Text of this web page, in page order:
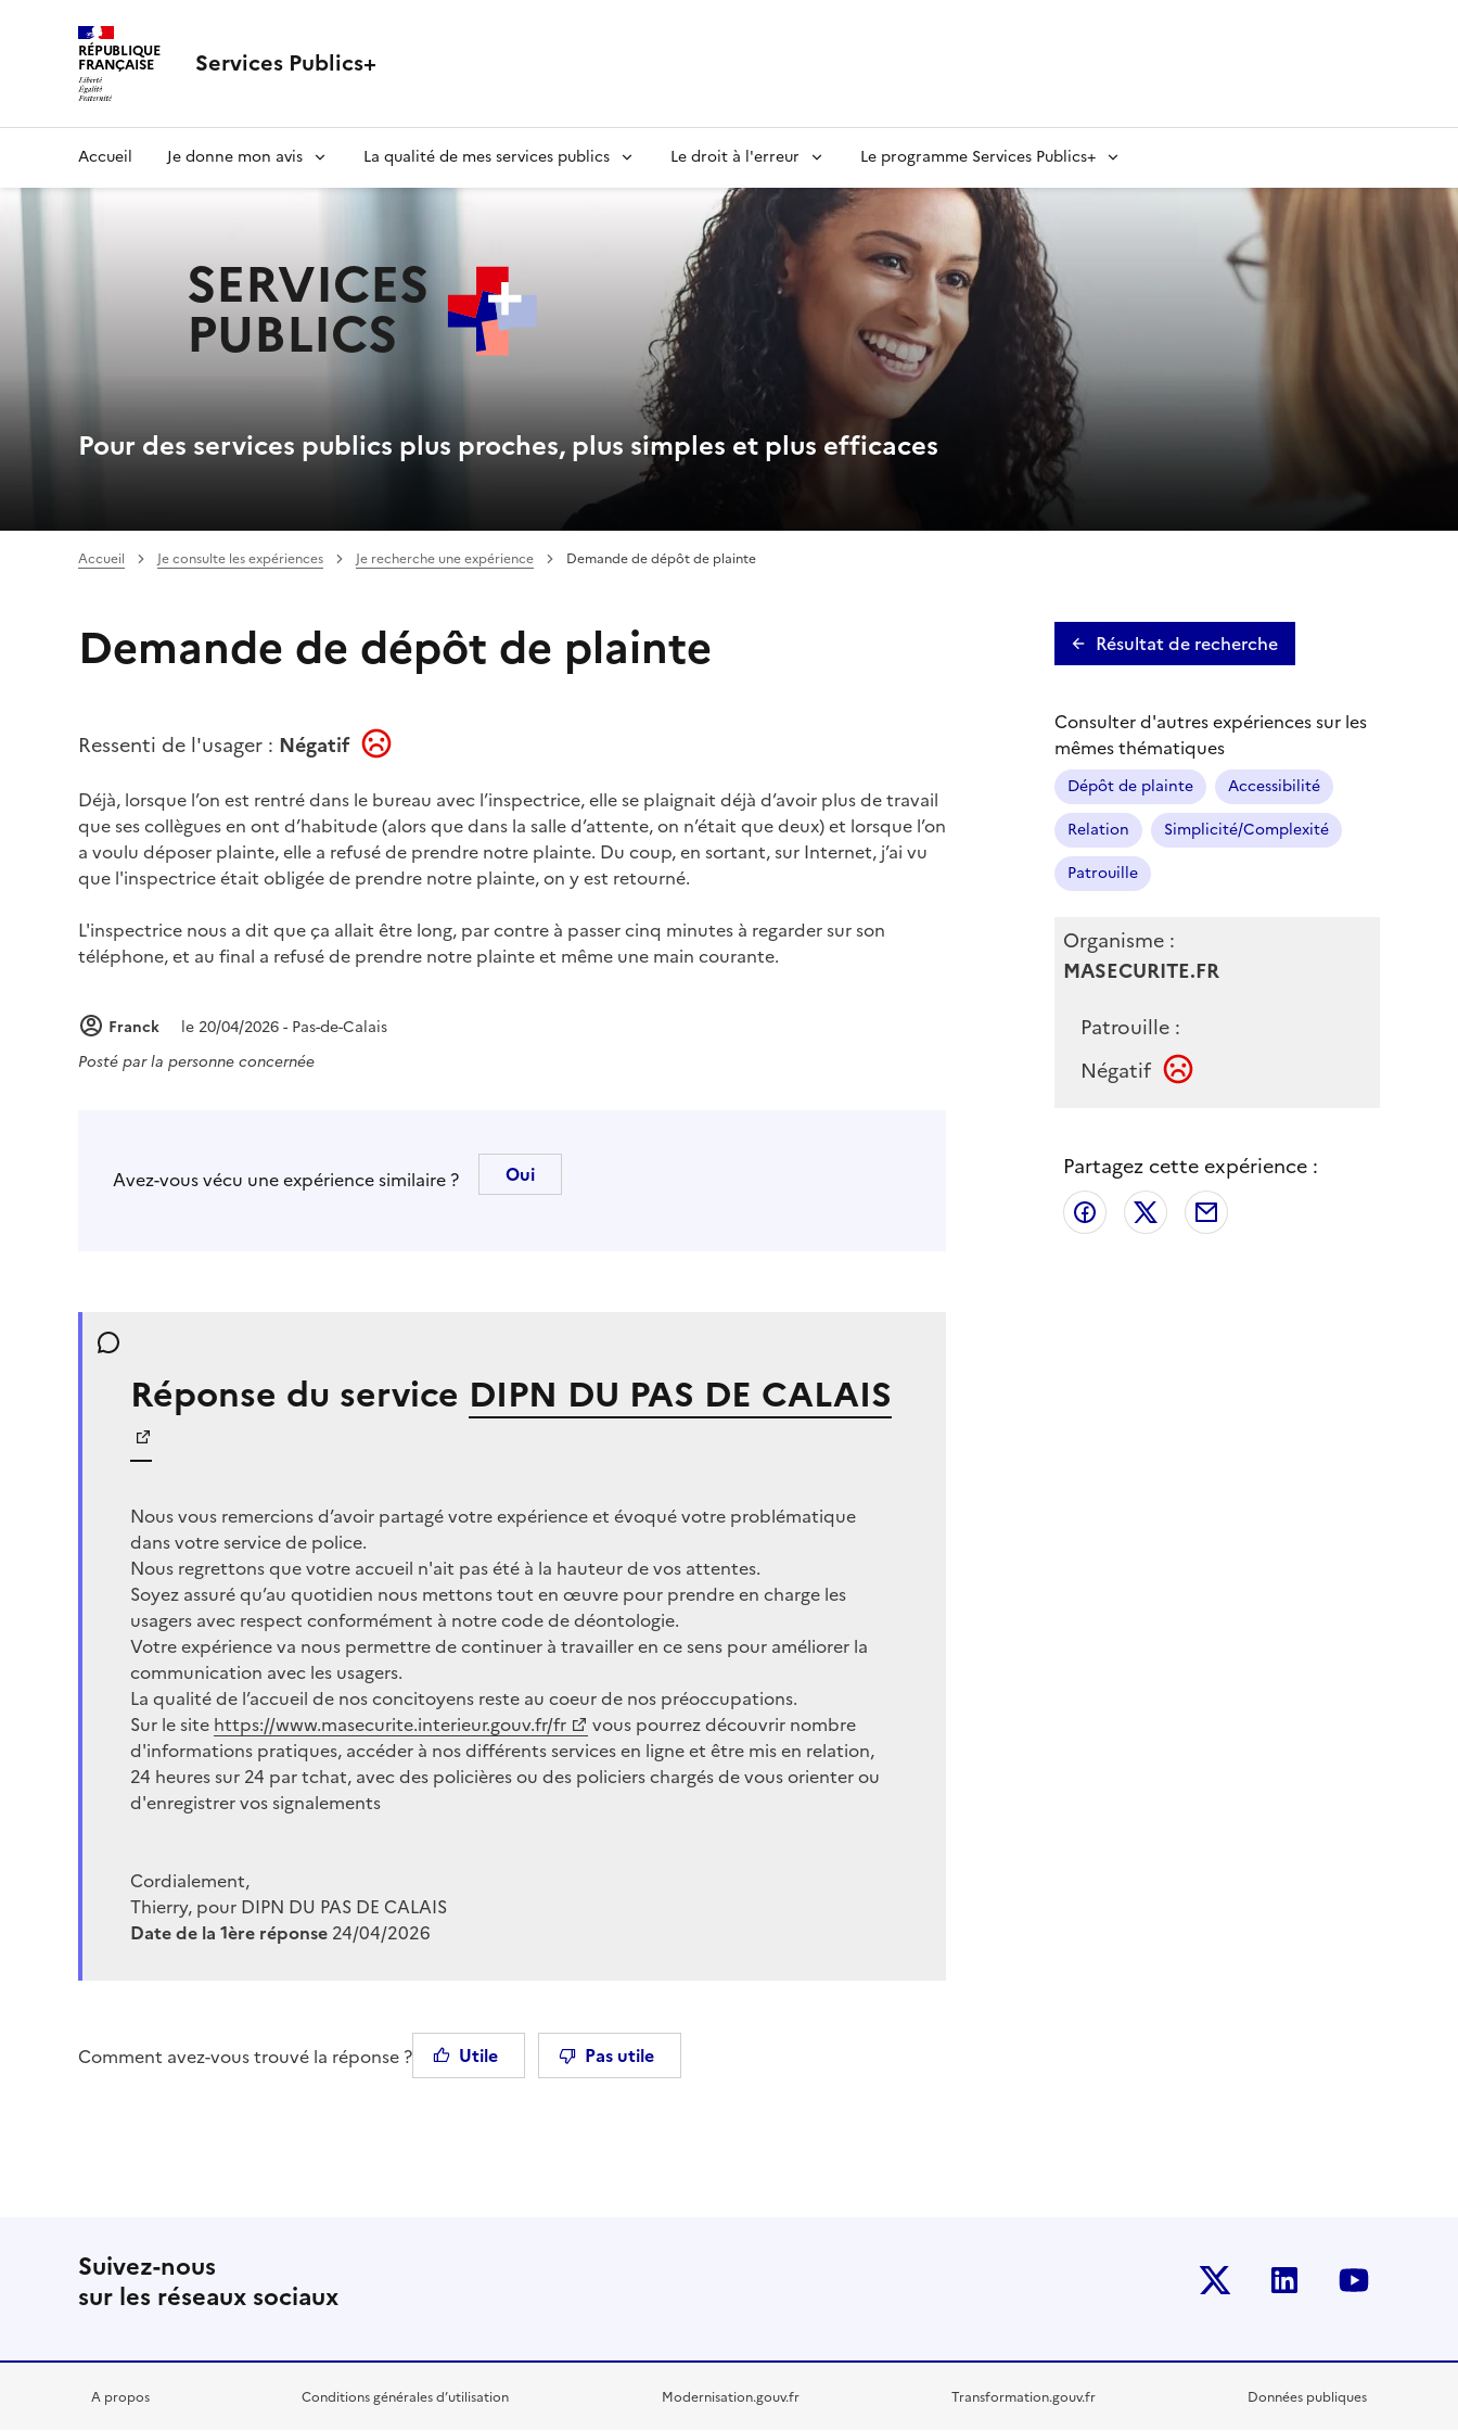
RÉPUBLIQUE
FRANÇAISE Services Publics+
principaleAccueil Je donne mon avis La qualité de mes services publics Le droit à l'erreur Le programme Services Publics+
SERVICES
PUBLICS
Pour des services publics plus proches, plus simples et plus efficaces
Accueil Je consulte les expériences Je recherche une expérience Demande de dépôt de plainte
Demande de dépôt de plainte
Ressenti de l'usager : Négatif
Déjà, lorsque l’on est rentré dans le bureau avec l’inspectrice, elle se plaignait déjà d’avoir plus de travail
que ses collègues en ont d’habitude (alors que dans la salle d’attente, on n’était que deux) et lorsque l’on
a voulu déposer plainte, elle a refusé de prendre notre plainte. Du coup, en sortant, sur Internet, j’ai vu
que l'inspectrice était obligée de prendre notre plainte, on y est retourné.
L'inspectrice nous a dit que ça allait être long, par contre à passer cinq minutes à regarder sur son
téléphone, et au final a refusé de prendre notre plainte et même une main courante.
Franck
le 20/04/2026 - Pas-de-Calais
Posté parla personne concernée
Avez-vous vécu une expérience similaire ?
Réponse du service DIPN DU PAS DE CALAIS
Nous vous remercions d’avoir partagé votre expérience et évoqué votre problématique
dans votre service de police.
Nous regrettons que votre accueil n'ait pas été à la hauteur de vos attentes.
Soyez assuré qu’au quotidien nous mettons tout en œuvre pour prendre en charge les
usagers avec respect conformément à notre code de déontologie.
Votre expérience va nous permettre de continuer à travailler en ce sens pour améliorer la
communication avec les usagers.
La qualité de l’accueil de nos concitoyens reste au coeur de nos préoccupations.
Sur le site https://www.masecurite.interieur.gouv.fr/fr
vous pourrez découvrir nombre
d'informations pratiques, accéder à nos différents services en ligne et être mis en relation,
24 heures sur 24 par tchat, avec des policières ou des policiers chargés de vous orienter ou
d'enregistrer vos signalements
Cordialement,
Thierry, pour DIPN DU PAS DE CALAIS
Date de la 1ère réponse 24/04/2026
Comment avez-vous trouvé la réponse ? Utile Pas utile
Résultat de recherche
Consulter d'autres expériences sur les
mêmes thématiques
Dépôt de plainte
Accessibilité
Relation
Simplicité/Complexité
Patrouille
Organisme :
MASECURITE.FR
Patrouille :
Négatif
Partagez cette expérience :
Partager sur Facebook
Partager sur X
Suivez-nous
sur les réseaux sociaux
Twitter-x Linkedin
A propos Conditions générales d’utilisation Modernisation.gouv.fr Transformation.gouv.fr Données publiques